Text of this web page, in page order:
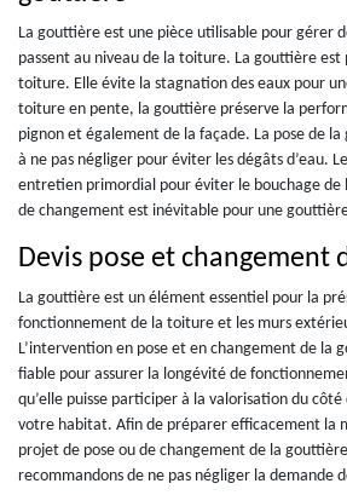
La gouttière est une pièce utilisable pour gérer
passent au niveau de la toiture. La gouttière est
toiture. Elle évite la stagnation des eaux pour
toiture en pente, la gouttière préserve la
pignon et également de la façade. La pose de
à ne pas négliger pour éviter les dégâts d’eau.
entretien primordial pour éviter le bouchage de
de changement est inévitable pour une
Devis pose et changement
La gouttière est un élément essentiel pour la
fonctionnement de la toiture et les murs
L’intervention en pose et en changement de la
fiable pour assurer la longévité de
qu’elle puisse participer à la valorisation du
votre habitat. Afin de préparer efficacement la
projet de pose ou de changement de la
recommandons de ne pas négliger la demande